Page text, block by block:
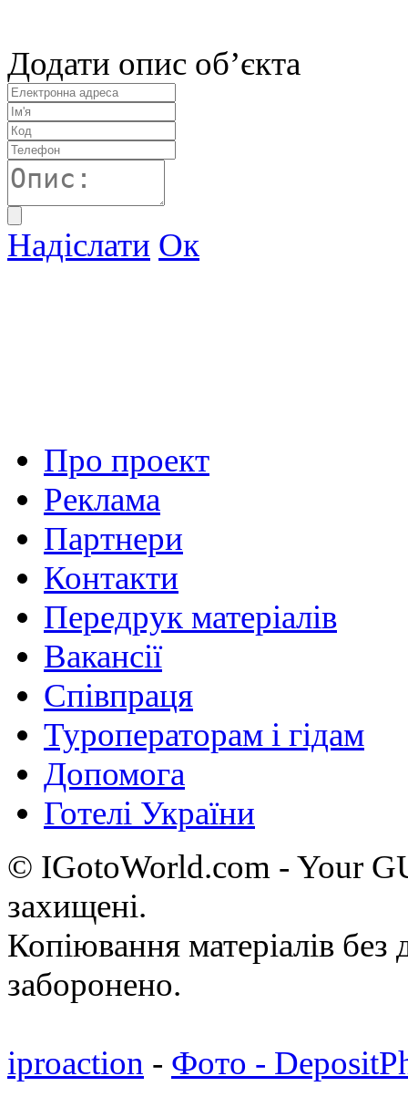
Додати опис об’єкта
Надіслати Ок
Про проект
Реклама
Партнери
Контакти
Передрук матеріалів
Вакансії
Співпраця
Туроператорам і гідам
Допомога
Готелі України
© IGotoWorld.com - Your
захищені.
Копіювання матеріалів без
заборонено.
iproaction - Фото -